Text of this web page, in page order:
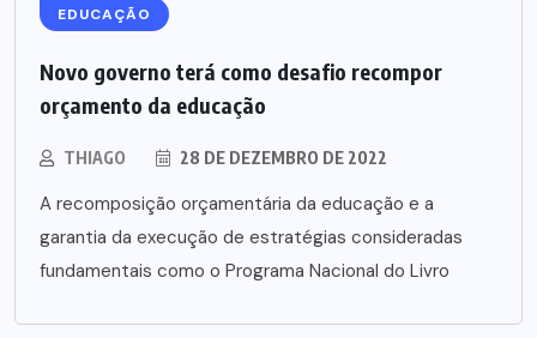
EDUCAÇÃO
Novo governo terá como desafio recompor
orçamento da educação
THIAGO 28 DE DEZEMBRO DE 2022
A recomposição orçamentária da educação e a
garantia da execução de estratégias consideradas
fundamentais como o Programa Nacional do Livro